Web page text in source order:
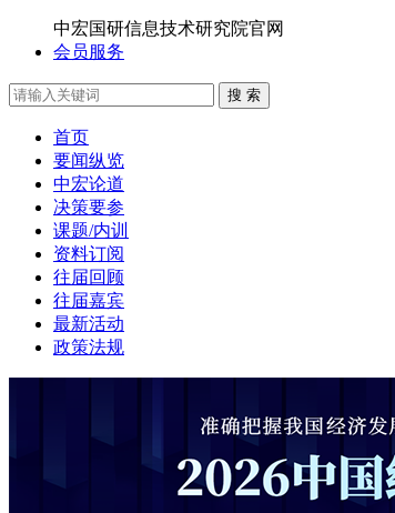
中宏国研信息技术研究院官网
会员服务
搜 索
首页
要闻纵览
中宏论道
决策要参
课题/内训
资料订阅
往届回顾
往届嘉宾
最新活动
政策法规